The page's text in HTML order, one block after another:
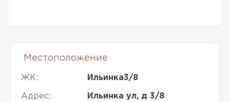
Местоположение
ЖК: Ильинка3/8
Адрес: Ильинка ул, д 3/8